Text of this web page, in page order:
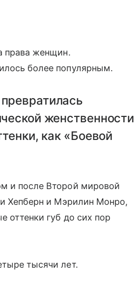
права женщин.
более популярным.
женственности
как «Боевой
и после Второй мировой
Хепберн и Мэрилин Монро,
оттенки губ до сих пор
тысячи лет.